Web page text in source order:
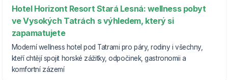
Hotel Horizont Resort Stará Lesná: wellness pobyt
ve Vysokých Tatrách s výhledem, který si
zapamatujete
Moderní wellness hotel pod Tatrami pro páry, rodiny i všechny,
kteří chtějí spojit horské zážitky, odpočinek, gastronomii a
komfortní zázemí